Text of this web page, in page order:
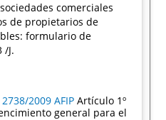
comerciales
de propietarios de
formulario de
/J.
2009 AFIP Artículo 1º
general para el